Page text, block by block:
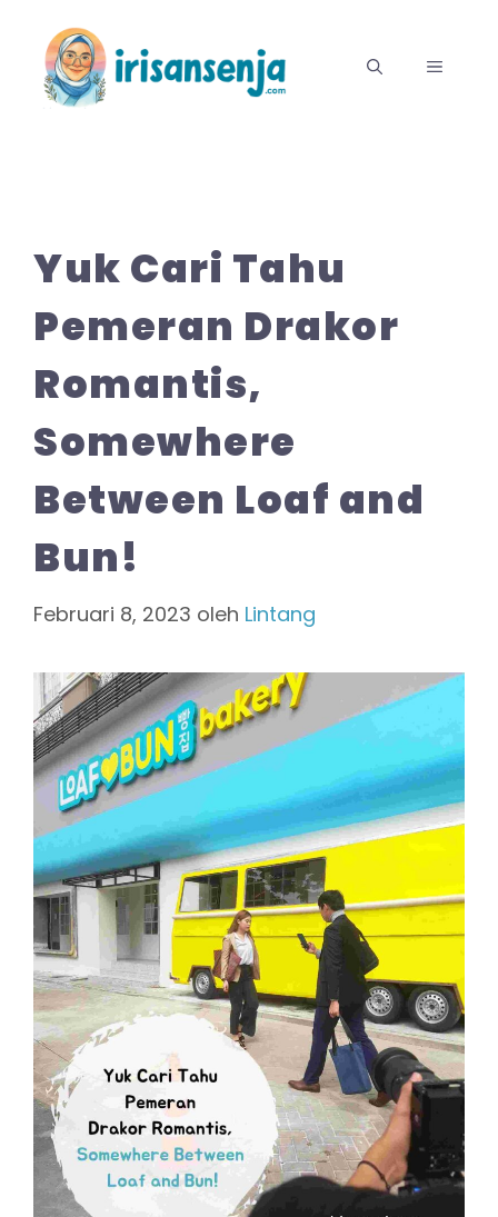
MENU
Yuk Cari Tahu
Pemeran Drakor
Romantis,
Somewhere
Between Loaf and
Bun!
Februari 8, 2023 oleh Lintang